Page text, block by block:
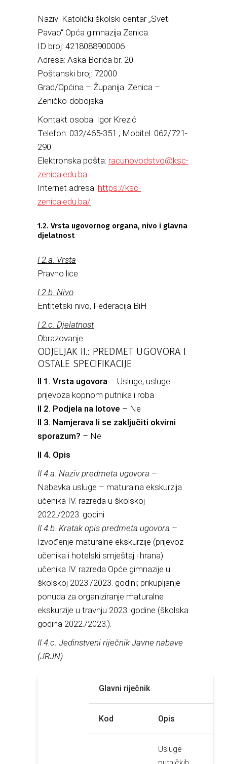
Naziv: Katolički školski centar „Sveti
Pavao“ Opća gimnazija Zenica
ID broj: 4218088900006
Adresa: Aska Borića br. 20
Poštanski broj: 72000
Grad/Općina – Županija: Zenica –
Zeničko-dobojska
Kontakt osoba: Igor Krezić
Telefon: 032/465-351 ; Mobitel: 062/721-
290
Elektronska pošta: racunovodstvo@ksc-
zenica.edu.ba
Internet adresa: https://ksc-
zenica.edu.ba/
1.2. Vrsta ugovornog organa, nivo i glavna
djelatnost
I 2.a. Vrsta
Pravno lice
I 2.b. Nivo
Entitetski nivo, Federacija BiH
I 2.c. Djelatnost
Obrazovanje
ODJELJAK II.: PREDMET UGOVORA I
OSTALE SPECIFIKACIJE
II 1. Vrsta ugovora – Usluge, usluge
prijevoza kopnom putnika i roba
II 2. Podjela na lotove – Ne
II 3. Namjerava li se zaključiti okvirni
sporazum? – Ne
II 4. Opis
II 4.а. Naziv predmeta ugovora –
Nabavka usluge – maturalna ekskurzija
učenika IV. razreda u školskoj
2022./2023. godini
II 4.b. Kratak opis predmeta ugovora –
Izvođenje maturalne ekskurzije (prijevoz
učenika i hotelski smještaj i hrana)
učenika IV. razreda Opće gimnazije u
školskoj 2023./2023. godini; prikupljanje
ponuda za organiziranje maturalne
ekskurzije u travnju 2023. godine (školska
godina 2022./2023.).
II 4.c. Jedinstveni riječnik Javne nabave
(JRJN)
Glavni riječnik
Kod Opis
Usluge